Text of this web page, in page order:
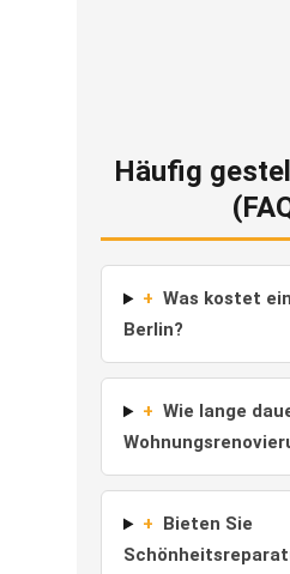
Häufig
+ Was kostet
Berlin?
+ Wie lange
+
Bieten Sie